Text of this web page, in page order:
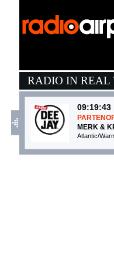
RADIO IN REAL
09:19:43
MERK &
Atlantic/